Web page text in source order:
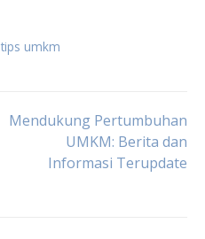
tips umkm
Mendukung Pertumbuhan
UMKM: Berita dan
Informasi Terupdate